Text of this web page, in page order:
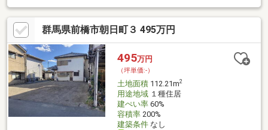
群馬県前橋市朝日町３ 495万円
495万円
（坪単価:-）
土地面積112.21m2
用途地域１種住居
建ぺい率60%
容積率200%
建築条件なし